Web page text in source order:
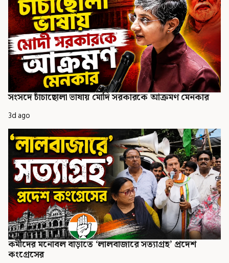
সংসদে চাঁচাছোলা ভাষায় মোদি সরকারকে আক্রমণ মেনকার
3d ago
কর্মীদের মনোবল বাড়াতে ‘লালবাজারে সত্যাগ্রহ’ প্রদেশ
কংগ্রেসের